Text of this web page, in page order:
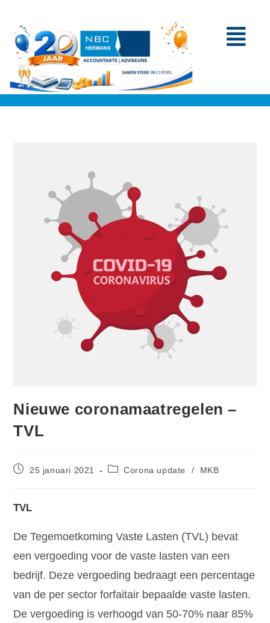
Nieuwe coronamaatregelen –
TVL
25 januari 2021 Corona update / MKB
TVL
De Tegemoetkoming Vaste Lasten (TVL) bevat
een vergoeding voor de vaste lasten van een
bedrijf. Deze vergoeding bedraagt een percentage
van de per sector forfaitair bepaalde vaste lasten.
De vergoeding is verhoogd van 50-70% naar 85%